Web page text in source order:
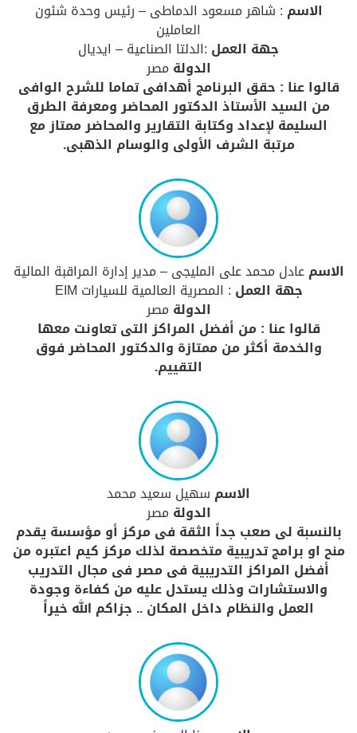
الاسم : شاهر مسعود الدماطى – رئيس وحدة شئون
العاملين
جهة العمل :الدلتا الصناعية – ايديال
الدولة مصر
قالوا عنا : حقق البرنامج أهدافى تماما للشرح الوافى
من السيد الأستاذ الدكتور المحاضر ومعرفة الطرق
السليمة لإعداد وكتابة التقارير والمحاضر ممتاز مع
مرتبة الشرف الأولى والوسام الذهبى.
الاسمعادل محمد على المليجى – مدير إدارة المراقبة المالية
جهة العمل : المصرية العالمية للسيارات EIM
الدولة مصر
قالوا عنا : من أفضل المراكز التى تعاونت معها
والخدمة أكثر من ممتازة والدكتور المحاضر فوق
التقييم.
الاسم سهيل سعيد محمد
الدولة مصر
بالنسبة لى صعب جداً الثقة فى مركز أو مؤسسة يقدم
منح او برامج تدريبية متخصصة لذلك مركز كيم اعتبره من
أفضل المراكز التدريبية فى مصر فى مجال التدريب
والاستشارات وذلك يستدل عليه من كفاءة وجودة
العمل والنظام داخل المكان .. جزاكم الله خيراً